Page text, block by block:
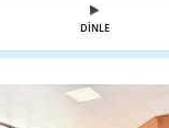
DİNLE